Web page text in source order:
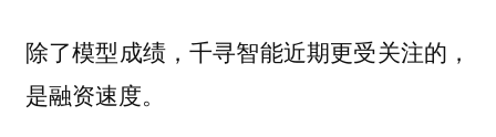
除了模型成绩，千寻智能近期更受关注的，
是融资速度。